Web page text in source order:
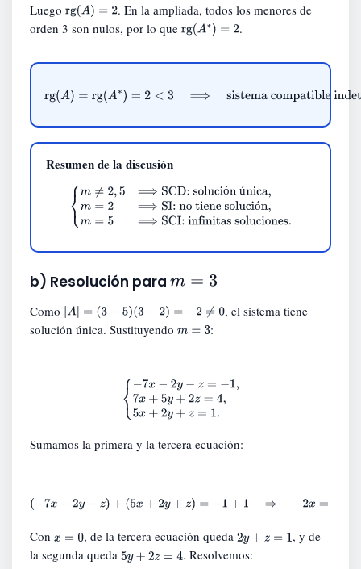
Luego rg(A)= 2
. En la ampliada, todos los menores de
orden 3 son nulos, por lo que rg(A∗)=2 .
rg( A)=rg(A∗) = 2< 3⟹ sistema compatible
Resumen de la discusión
ó
ú
ó
2 ,5⟹ SCD: solución única,m=2⟹SI: no tiene
solución
5⟹ SCI: infinitas soluciones
b) Resolución para m=3
Como A| (3 −5 )(3 −2)= −2 ≠0
, el sistema tiene
solución única. Sustituyendo m=3 :
−z =−1, 7x +5y+ 2z =4 ,5x+
Sumamos la primera y la tercera ecuación:
( −7 x− 2y −z )+(5 x+ 2y+z) =− 1+ 1⇒ −2 x= ⇒x
Con x =0 , de la tercera ecuación queda 2y+z =1
, y de
la segunda queda 5y+2 z=4 . Resolvemos: